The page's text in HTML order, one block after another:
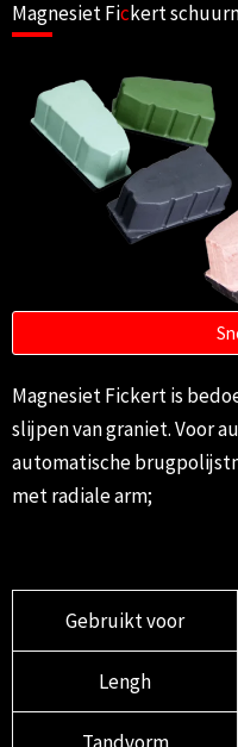
Magnesiet Fickert
Magnesiet Fickert is
slijpen van graniet. Voor
automatische
met radiale arm;
Gebruikt voor
Lengh